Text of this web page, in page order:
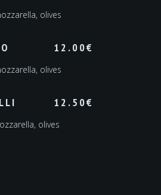
olives
12.00€
olives
12.50€
olives